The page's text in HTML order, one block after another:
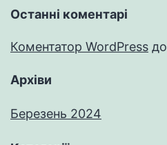
Останні коментарі
Коментатор WordPress до
Архіви
Березень 2024